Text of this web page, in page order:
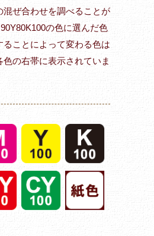
混ぜ合わせを調べることが
の色に選んだ色
ることによって変わる色は
色の右帯に表示されていま